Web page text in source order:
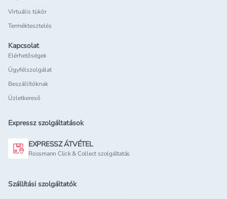
Virtuális tükör
Terméktesztelés
Kapcsolat
Elérhetőségek
Ügyfélszolgálat
Beszállítóknak
Üzletkereső
Expressz szolgáltatások
EXPRESSZ ÁTVÉTEL
Rossmann Click & Collect szolgáltatás
Szállítási szolgáltatók